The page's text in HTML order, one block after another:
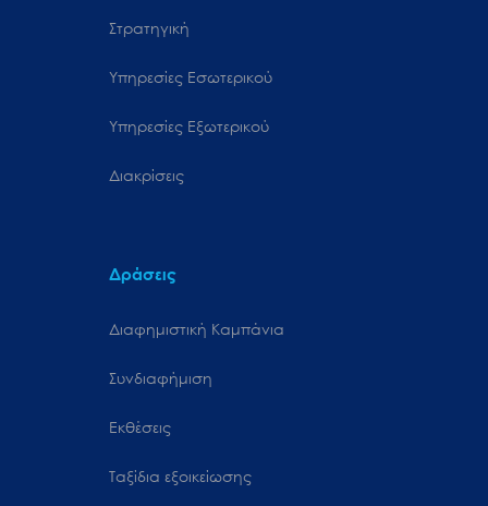
Στρατηγική
Υπηρεσίες Εσωτερικού
Υπηρεσίες Εξωτερικού
Διακρίσεις
Δράσεις
Διαφημιστική Καμπάνια
Συνδιαφήμιση
Εκθέσεις
Ταξίδια εξοικείωσης